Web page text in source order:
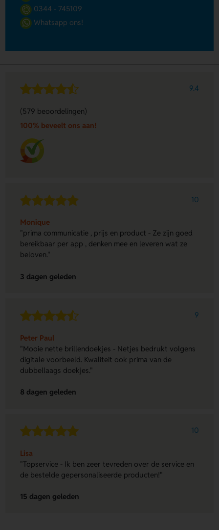
0344 - 745109
Whatsapp ons!
9.4
(579 beoordelingen)
100% beveelt ons aan!
10
Monique
"prima communicatie , prijs en product - Ze zijn goed
bereikbaar per app , denken mee en leveren wat ze
beloven."
3 dagen geleden
9
Peter Paul
"Mooie nette brillendoekjes - Netjes bedrukt volgens
digitale voorbeeld. Kwaliteit ook prima van de
dubbellaags doekjes."
8 dagen geleden
10
Lisa
"Topservice - Ik ben zeer tevreden over de service en
de bestelde gepersonaliseerde producten!"
15 dagen geleden